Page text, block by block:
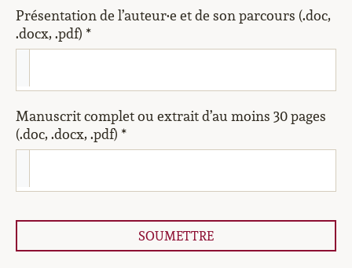
Présentation de l’auteur·e et de son parcours (.doc,
.docx, .pdf) *
Manuscrit complet ou extrait d’au moins 30 pages
(.doc, .docx, .pdf) *
SOUMETTRE